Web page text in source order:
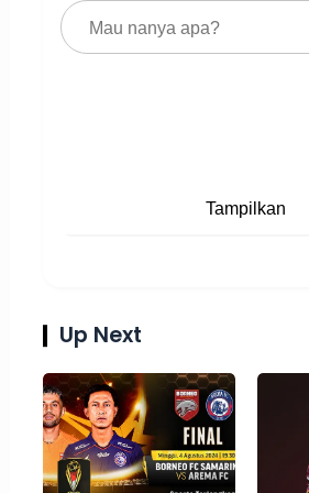
Tampilkan
Up Next